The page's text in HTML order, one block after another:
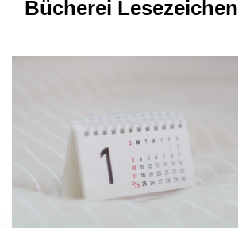
Bücherei Lesezeichen